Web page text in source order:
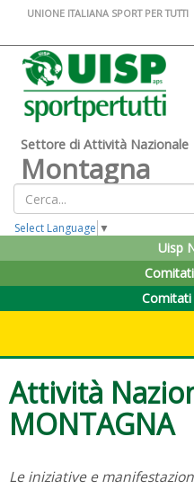
UNIONE ITALIANA SPORT PER TUTTI
Settore di Attività Nazionale
Montagna
Select Language ▼
Uisp
Attività
MONTAGNA
Le iniziative e